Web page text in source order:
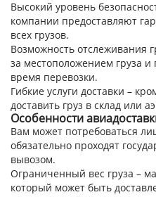
Высокий уровень
компании предоставляют
всех грузов.
Возможность отслеживания
за местоположением груза и
время перевозки.
Гибкие услуги доставки –
доставить груз в склад или
Особенности
Вам может потребоваться
обязательно проходят
вывозом.
Ограниченный вес груза –
который может быть